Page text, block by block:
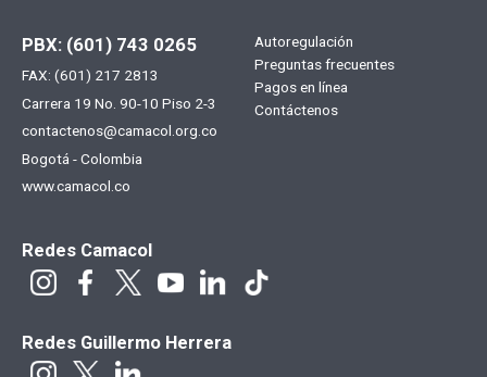
PBX: (601) 743 0265
FAX: (601) 217 2813
Carrera 19 No. 90-10 Piso 2-3
contactenos@camacol.org.co
Bogotá - Colombia
www.camacol.co
Menú
footer
Autoregulación
Preguntas frecuentes
Pagos en línea
Contáctenos
Redes Camacol
Redes Guillermo Herrera